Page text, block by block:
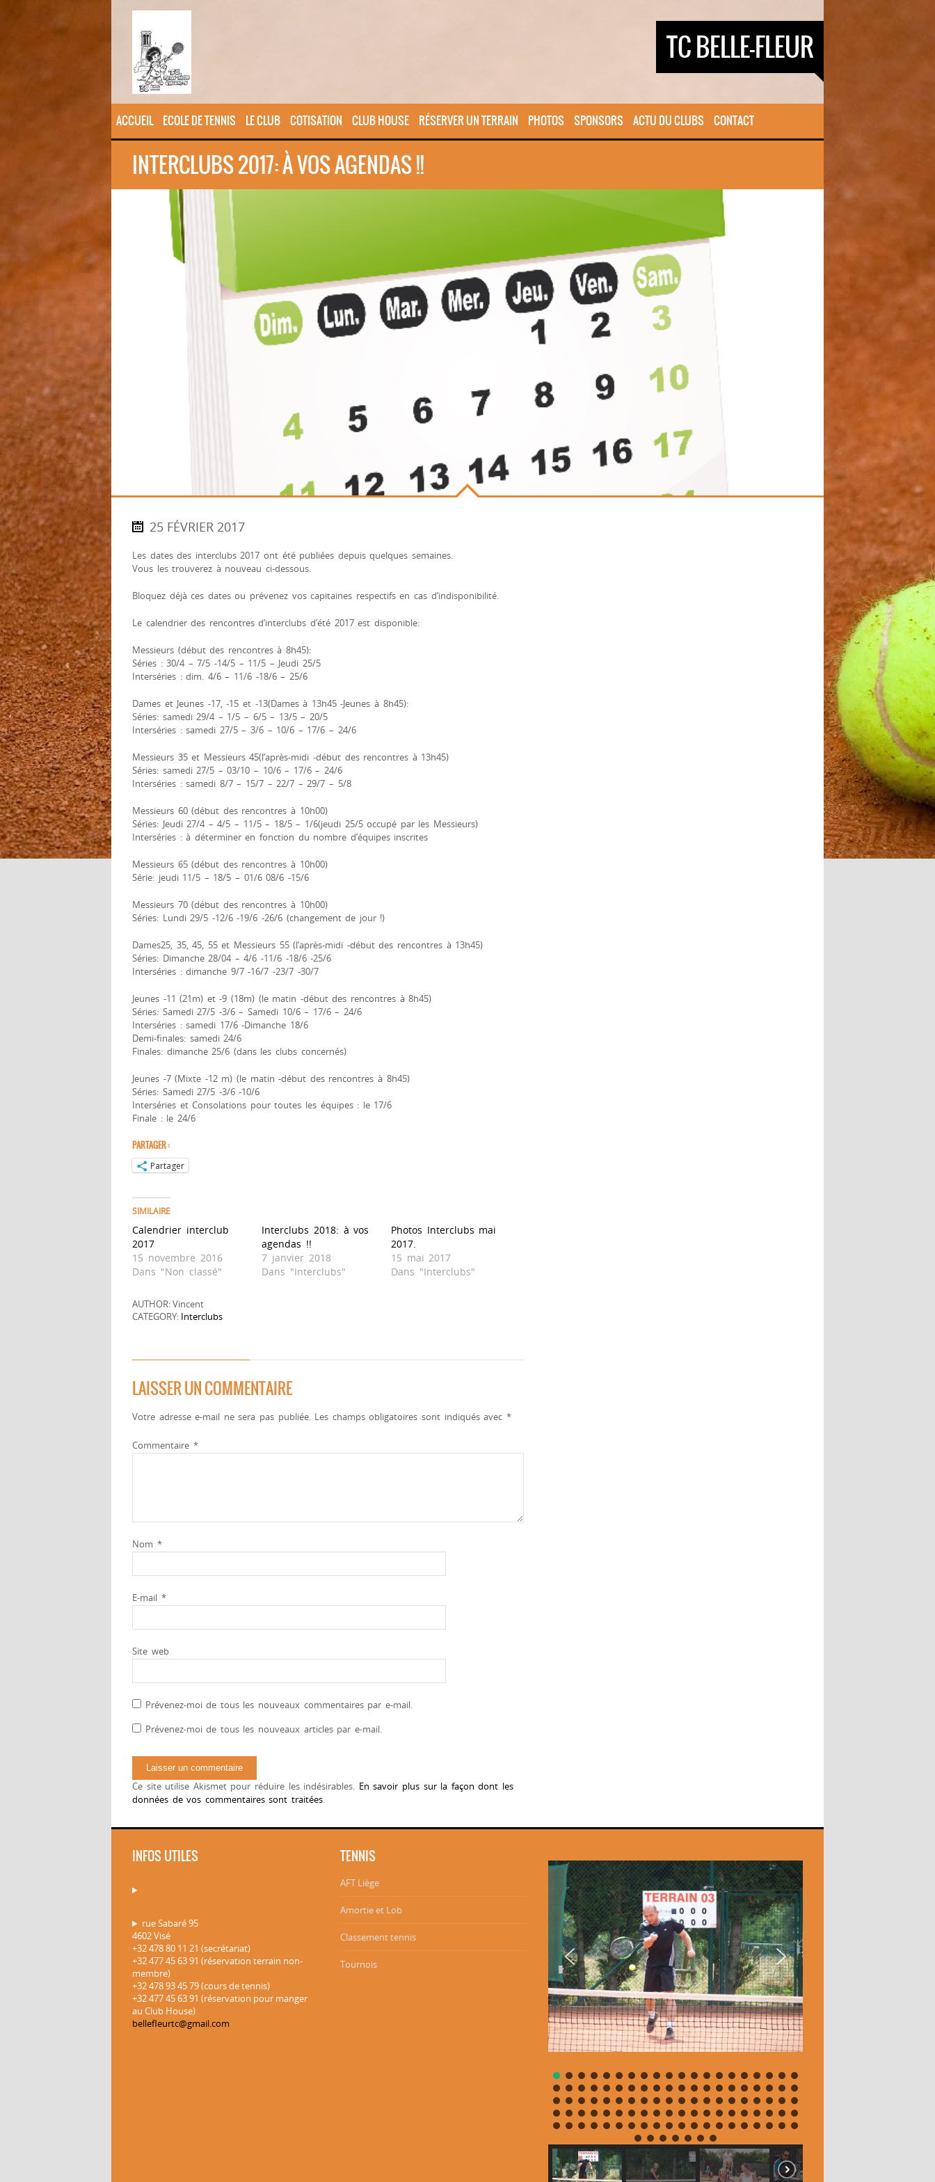
TC BELLE-FLEUR
ACCUEIL ECOLE DE TENNIS LE CLUB COTISATION CLUB HOUSE RÉSERVER UN TERRAIN PHOTOS SPONSORS ACTU DU CLUBS CONTACT
INTERCLUBS 2017: À VOS AGENDAS !!
25 FÉVRIER 2017
Les dates des interclubs 2017 ont été publiées depuis quelques semaines.
Vous les trouverez à nouveau ci-dessous.
Bloquez déjà ces dates ou prévenez vos capitaines respectifs en cas d’indisponibilité.
Le calendrier des rencontres d’interclubs d’été 2017 est disponible:
Messieurs (début des rencontres à 8h45):
Séries : 30/4 – 7/5 -14/5 – 11/5 – Jeudi 25/5
Interséries : dim. 4/6 – 11/6 -18/6 – 25/6
Dames et Jeunes -17, -15 et -13(Dames à 13h45 -Jeunes à 8h45):
Séries: samedi 29/4 – 1/5 – 6/5 – 13/5 – 20/5
Interséries : samedi 27/5 – 3/6 – 10/6 – 17/6 – 24/6
Messieurs 35 et Messieurs 45(l’après-midi -début des rencontres à 13h45)
Séries: samedi 27/5 – 03/10 – 10/6 – 17/6 – 24/6
Interséries : samedi 8/7 – 15/7 – 22/7 – 29/7 – 5/8
Messieurs 60 (début des rencontres à 10h00)
Séries: Jeudi 27/4 – 4/5 – 11/5 – 18/5 – 1/6(jeudi 25/5 occupé par les Messieurs)
Interséries : à déterminer en fonction du nombre d’équipes inscrites
Messieurs 65 (début des rencontres à 10h00)
Série: jeudi 11/5 – 18/5 – 01/6 08/6 -15/6
Messieurs 70 (début des rencontres à 10h00)
Séries: Lundi 29/5 -12/6 -19/6 -26/6 (changement de jour !)
Dames25, 35, 45, 55 et Messieurs 55 (l’après-midi -début des rencontres à 13h45)
Séries: Dimanche 28/04 – 4/6 -11/6 -18/6 -25/6
Interséries : dimanche 9/7 -16/7 -23/7 -30/7
Jeunes -11 (21m) et -9 (18m) (le matin -début des rencontres à 8h45)
Séries: Samedi 27/5 -3/6 – Samedi 10/6 – 17/6 – 24/6
Interséries : samedi 17/6 -Dimanche 18/6
Demi-finales: samedi 24/6
Finales: dimanche 25/6 (dans les clubs concernés)
Jeunes -7 (Mixte -12 m) (le matin -début des rencontres à 8h45)
Séries: Samedi 27/5 -3/6 -10/6
Interséries et Consolations pour toutes les équipes : le 17/6
Finale : le 24/6
PARTAGER :
Partager
SIMILAIRE
Calendrier interclub
2017
15 novembre 2016
Dans "Non classé"
Interclubs 2018: à vos
agendas !!
7 janvier 2018
Dans "Interclubs"
Photos Interclubs mai
2017.
15 mai 2017
Dans "Interclubs"
AUTHOR: Vincent
CATEGORY: Interclubs
LAISSER UN COMMENTAIRE
Votre adresse e-mail ne sera pas publiée. Les champs obligatoires sont indiqués avec *
Commentaire *
Nom *
E-mail *
Site web
Prévenez-moi de tous les nouveaux commentaires par e-mail.
Prévenez-moi de tous les nouveaux articles par e-mail.
Ce site utilise Akismet pour réduire les indésirables. En savoir plus sur la façon dont les
données de vos commentaires sont traitées.
INFOS UTILES
rue Sabaré 95
4602 Visé
+32 478 80 11 21 (secrétariat)
+32 477 45 63 91 (réservation terrain non-
membre)
+32 478 93 45 79 (cours de tennis)
+32 477 45 63 91 (réservation pour manger
au Club House)
bellefleurtc@gmail.com
TENNIS
AFT Liège
Amortie et Lob
Classement tennis
Tournois